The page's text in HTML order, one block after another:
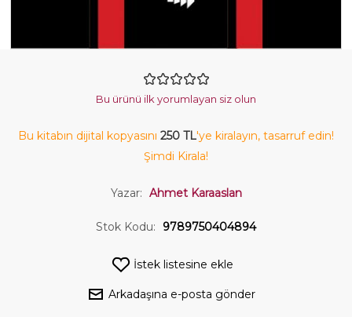
Bu ürünü ilk yorumlayan siz olun
Bu kitabın dijital kopyasını 250 TL'ye kiralayın, tasarruf edin!
Şimdi Kirala!
Yazar: Ahmet Karaaslan
Stok Kodu: 9789750404894
İstek listesine ekle
Arkadaşına e-posta gönder